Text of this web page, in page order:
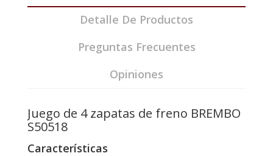
Detalle De Productos
Preguntas Frecuentes
Opiniones
Juego de 4 zapatas de freno BREMBO
S50518
Características